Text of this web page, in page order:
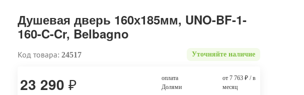
Душевая дверь 160х185мм, UNO-BF-1-
160-C-Cr, Belbagno
Код товара: 24517 Уточняйте наличие
23 290₽
оплата
Долями
от 7 763 ₽/ в
месяц